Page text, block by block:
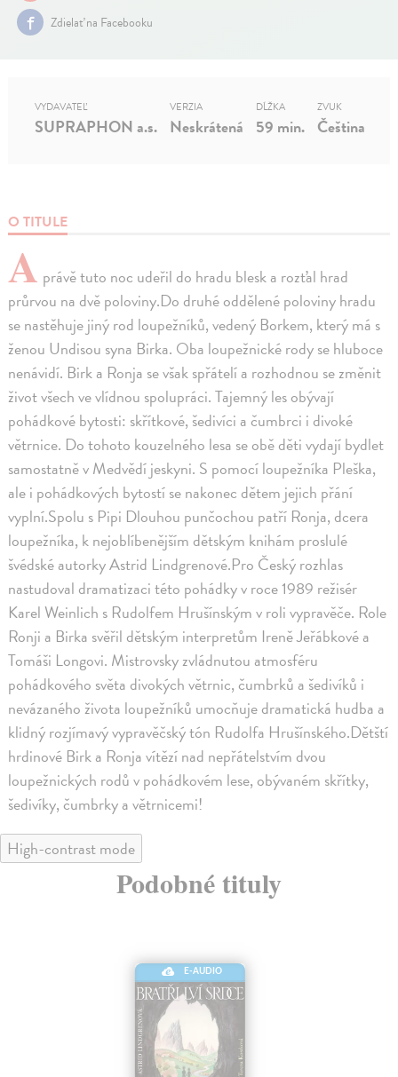
Zdielať na Facebooku
O TITULE
A právě tuto noc udeřil do hradu blesk a rozťal hrad
průrvou na dvě poloviny.Do druhé oddělené poloviny hradu
se nastěhuje jiný rod loupežníků, vedený Borkem, který má s
ženou Undisou syna Birka. Oba loupežnické rody se hluboce
nenávidí. Birk a Ronja se však spřátelí a rozhodnou se změnit
život všech ve vlídnou spolupráci. Tajemný les obývají
pohádkové bytosti: skřítkové, šedivíci a čumbrci i divoké
větrnice. Do tohoto kouzelného lesa se obě děti vydají bydlet
samostatně v Medvědí jeskyni. S pomocí loupežníka Pleška,
ale i pohádkových bytostí se nakonec dětem jejich přání
vyplní.Spolu s Pipi Dlouhou punčochou patří Ronja, dcera
loupežníka, k nejoblíbenějším dětským knihám proslulé
švédské autorky Astrid Lindgrenové.Pro Český rozhlas
nastudoval dramatizaci této pohádky v roce 1989 režisér
Karel Weinlich s Rudolfem Hrušínským v roli vypravěče. Role
Ronji a Birka svěřil dětským interpretům Ireně Jeřábkové a
Tomáši Longovi. Mistrovsky zvládnutou atmosféru
pohádkového světa divokých větrnic, čumbrků a šedivíků i
nevázaného života loupežníků umocňuje dramatická hudba a
klidný rozjímavý vypravěčský tón Rudolfa Hrušínského.Dětští
hrdinové Birk a Ronja vítězí nad nepřátelstvím dvou
loupežnických rodů v pohádkovém lese, obývaném skřítky,
šedivíky, čumbrky a větrnicemi!
VYDAVATEĽ
SUPRAPHON a.s.
VERZIA
Neskrátená
DĹŽKA
59 min.
ZVUK
Čeština
High-contrast mode
Podobné tituly
E-AUDIO